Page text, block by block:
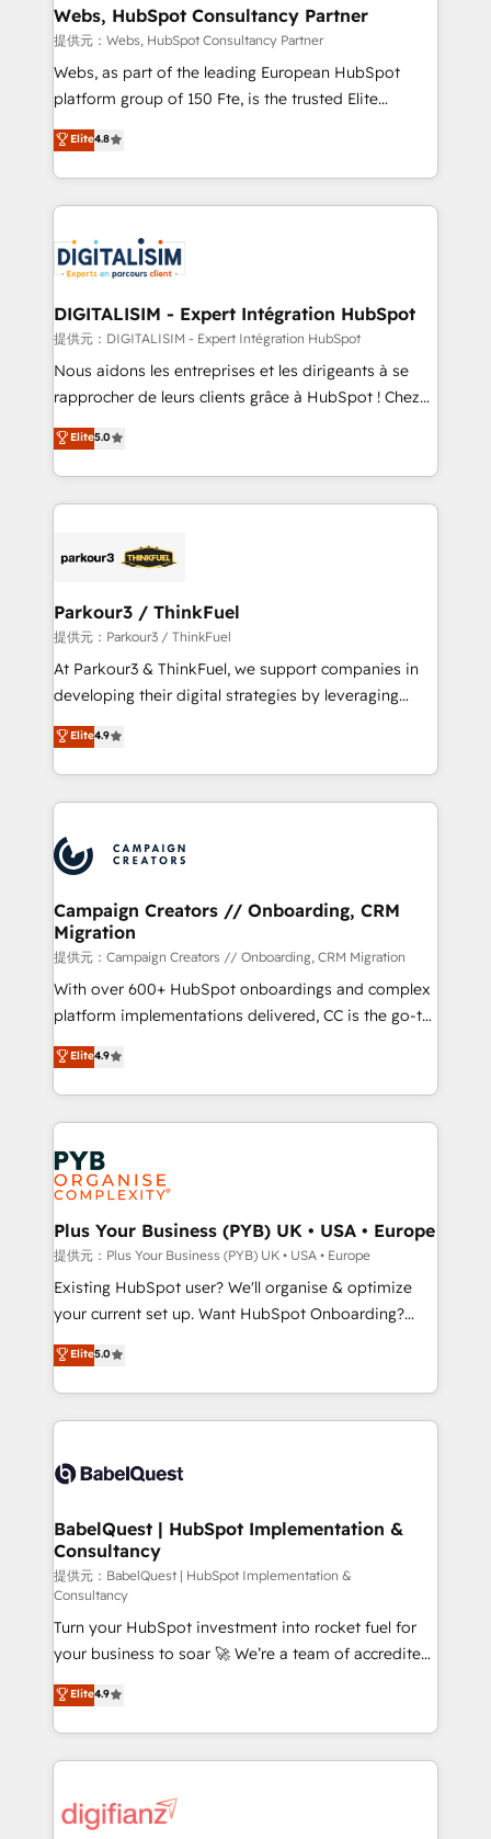
and build using HubSpot 🔌 Integrating HubSpot
with other systems 🎓 Training your teams to be
HubSpot pros 📊 Lead generation services using
HubSpot Why us? - SIX HubSpot Accreditations -
CRM, Solutions Architecture, Onboarding , Data
Migration, Custom Integration & Platform
team of 25+ experts Contact us today to help you
get more from your investment in HubSpot.
Webs, HubSpot Consultancy Partner
提供元：Webs, HubSpot Consultancy Partner
Webs, as part of the leading European HubSpot
platform group of 150 Fte, is the trusted Elite
HubSpot CRM Partner offering you a roadmap on
maximizing EBITDA and achieving Commercial
Excellence. With our targeted processes, we
strengthen your digital transformation and minimize
Implementation partner, we provide expertise to
drive your business forward. Since 2015 we are fully
dedicated to HubSpot and with an experienced
team (50+), we work with reputable companies in
B2B sectors such as manufacturing, SaaS and
business services. We prepare a customized
impact of your digital transformation, including a
detailed financial rationale with a focus on ROI and
embark on a transformational journey that sets your
business up for long-term success. Unlock your
Elite4.8
DIGITALISIM - Expert Intégration HubSpot
提供元：DIGITALISIM - Expert Intégration HubSpot
Nous aidons les entreprises et les dirigeants à se
rapprocher de leurs clients grâce à HubSpot ! Chez
DIGITALISIM, nous avons l'intime conviction que la
réussite des entreprises passe par l’innovation web,
le marketing digital, et la relation client ! C'est
pourquoi, nos experts sont à la fois capables de
référencement, votre stratégie digitale et le pilotage
projet HubSpot avec DIGITALISIM : 🧽 Nettoyage,
migration et intégration des bases de données. 🚀
Développement des interfaces avec vos logiciels
métiers ⚙️ Configuration de la plateforme HubSpot
Book Process & Guidelines utilisateurs 🎓
Formations des utilisateurs
Elite5.0
Parkour3 / ThinkFuel
提供元：Parkour3 / ThinkFuel
At Parkour3 & ThinkFuel, we support companies in
developing their digital strategies by leveraging
technologies and automating their marketing and
sales processes to generate growth. Our offer spans
from Strategy to Operations. We specialize in CRM
onboarding and implementation, web design, sales
extensive experience working with tech companies
and manufacturers since 2002, we are committed to
empowering our clients and developing their
autonomy. Get to grips with HubSpot through
guided implementation and seamless integration of
the CRM platform into your digital ecosystem. Would
you like support in deploying your inbound
to your needs and sales objectives. With 125+
certifications, we are part of the most certified
services are offered in both English & French.
Elite4.9
Campaign Creators // Onboarding, CRM
Migration
提供元：Campaign Creators // Onboarding, CRM Migration
With over 600+ HubSpot onboardings and complex
platform implementations delivered, CC is the go-to
Elite Solutions Partner for businesses ready to
migrate, replatform, and scale smarter. We specialize
in high-impact CRM and CMS migrations and
onboarding from platforms like Salesforce, NetSuite,
Zoho, Pardot, Marketo, Microsoft Dynamics, Wix,
WordPress and legacy CRMs, turning fragmented
systems into unified, growth-ready HubSpot
architectures that accelerate revenue operations and
performance. - Multi-object CRM migration, cleanup,
and implementation. - Pre-built and custom
integrations across your full tech stack. - Custom
- Dashboards, lifecycle campaigns, and lead
nurturing sequences. - Cross-hub setup across
scalable retainers. Let’s make HubSpot your most
powerful growth engine. Built to convert, scale, and
Elite4.9
Plus Your Business (PYB) UK • USA • Europe
提供元：Plus Your Business (PYB) UK • USA • Europe
Existing HubSpot user? We'll organise & optimize
your current set up. Want HubSpot Onboarding?
We'll customise your CRM & automate your business
processes. Welcome to our Profile! We can help
with... • CRM implementation, reports & workflows,
and team training • CRM migration: Salesforce,
Custom API integrations & ERP systems inc. SAP and
super skilled members) • 150+ Clients for Sales Hub,
Marketing Hub, Service Hub, Data Hub and Website
(CMS) • ISO/IEC 27001:2022, ISO 9001:2015 and
now... ISO 42001: 2023 certified • Exclusive AI
'GuardHub' governance framework, based on ISO
42001 - helping you 'organise complexity' 𝗥𝗲𝗮𝗱𝘆
𝗳𝗼𝗿 𝘁𝗵𝗲 𝗻𝗲𝘅𝘁 𝘀𝘁𝗲𝗽? Click the 👈 '𝗖𝗼𝗻𝘁𝗮𝗰𝘁
𝗯𝘂𝘀𝗶𝗻𝗲𝘀𝘀' button to get in touch (𝘸𝘦'𝘳𝘦 𝘴𝘶𝘱𝘦𝘳
𝘳𝘦𝘴𝘱𝘰𝘯𝘴𝘪𝘷𝘦)
Elite5.0
BabelQuest | HubSpot Implementation &
Consultancy
提供元：BabelQuest | HubSpot Implementation &
Consultancy
Turn your HubSpot investment into rocket fuel for
your business to soar 🚀 We’re a team of accredited
HubSpot experts ready to help you. We can
implement the platform into complex business
environments, optimise what you've got and make
sure you can actually use it, build your website in
for you and execute it on HubSpot. We are on the
Elite4.9